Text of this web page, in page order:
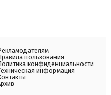
пользования
конфиденциальности
информация